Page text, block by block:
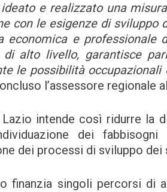
e realizzato una
con le esigenze di
economica e professionale
di alto livello, garantisce
le possibilità
l’assessore regionale
Lazio intende così ridurre la
dei
dei processi di sviluppo
finanzia singoli percorsi di